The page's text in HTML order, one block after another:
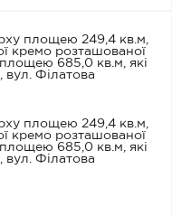
площею 249,4 кв.м,
кремо розташованої
площею 685,0 кв.м, які
вул. Філатова
площею 249,4 кв.м,
кремо розташованої
площею 685,0 кв.м, які
вул. Філатова